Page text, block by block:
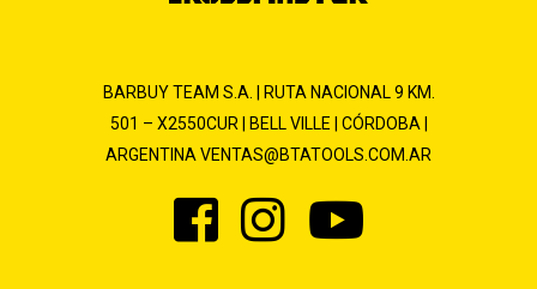
BARBUY TEAM S.A. | RUTA NACIONAL 9 KM.
501 – X2550CUR | BELL VILLE | CÓRDOBA |
ARGENTINA VENTAS@BTATOOLS.COM.AR